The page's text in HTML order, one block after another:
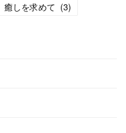
癒しを求めて (3)